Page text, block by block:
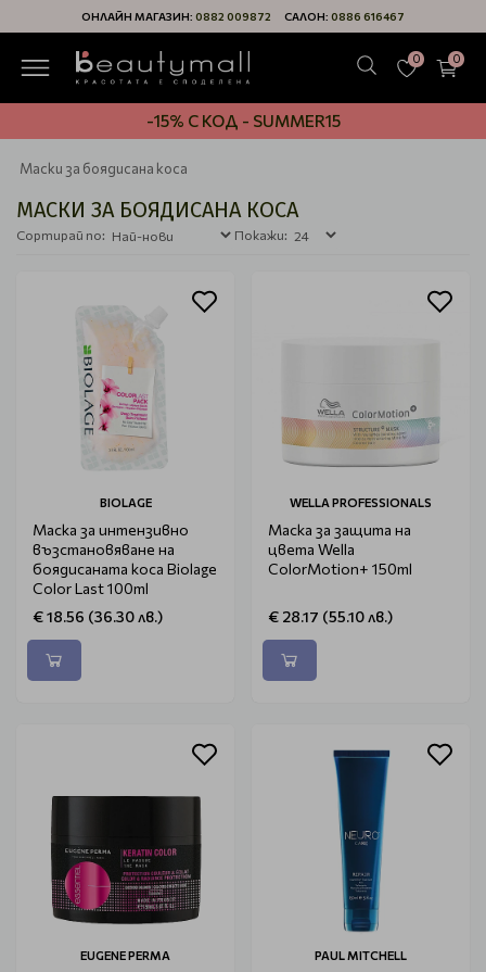
ОНЛАЙН МАГАЗИН: 0882 009872 САЛОН: 0886 616467
0 0
-15% С КОД - SUMMER15
Маски за боядисана коса
МАСКИ ЗА БОЯДИСАНА КОСА
Сортирай по: Покажи:
BIOLAGE
Маска за интензивно
възстановяване на
боядисаната коса Biolage
Color Last 100ml
€ 18.56 (36.30 лв.)
WELLA PROFESSIONALS
Маска за защита на
цвета Wella
ColorMotion+ 150ml
€ 28.17 (55.10 лв.)
EUGENE PERMA PAUL MITCHELL